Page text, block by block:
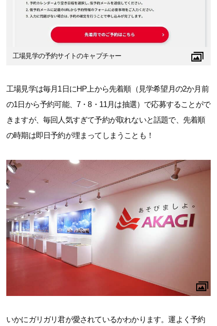
工場見学の予約サイトのキャプチャー
工場見学は毎月1日にHP上から先着順（見学希望月の2か月前
の1日から予約可能、7・8・11月は抽選）で応募することがで
きますが、毎回人気すぎて予約が取れないと話題で、先着順
の時期は即日予約が埋まってしまうことも！
いかにガリガリ君が愛されているかわかります。運よく予約